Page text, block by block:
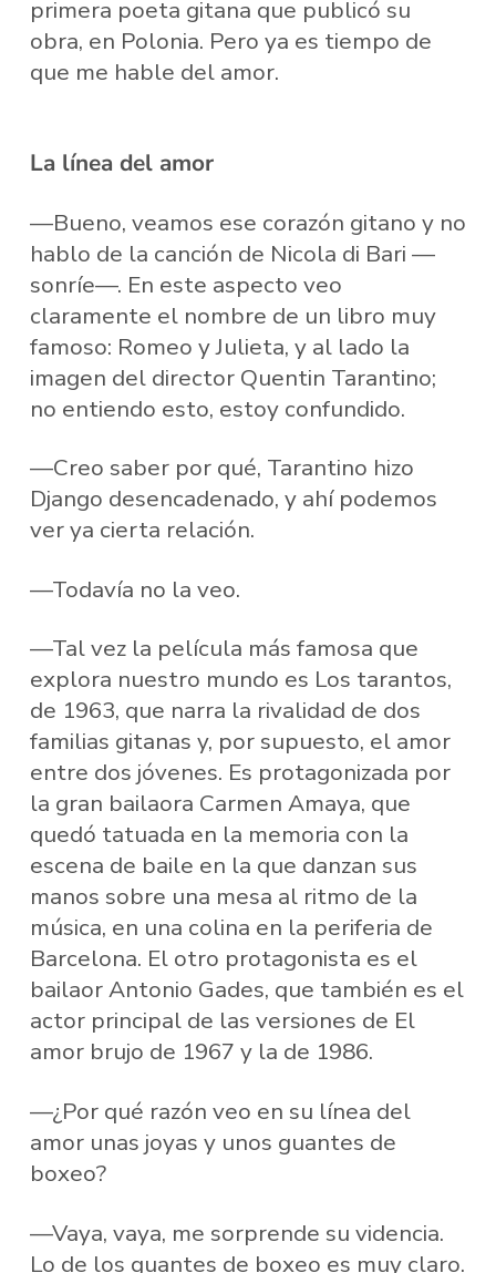
primera poeta gitana que publicó su
obra, en Polonia. Pero ya es tiempo de
que me hable del amor.
La línea del amor
—Bueno, veamos ese corazón gitano y no
hablo de la canción de Nicola di Bari —
sonríe—. En este aspecto veo
claramente el nombre de un libro muy
famoso: Romeo y Julieta, y al lado la
imagen del director Quentin Tarantino;
no entiendo esto, estoy confundido.
—Creo saber por qué, Tarantino hizo
Django desencadenado, y ahí podemos
ver ya cierta relación.
—Todavía no la veo.
—Tal vez la película más famosa que
explora nuestro mundo es Los tarantos,
de 1963, que narra la rivalidad de dos
familias gitanas y, por supuesto, el amor
entre dos jóvenes. Es protagonizada por
la gran bailaora Carmen Amaya, que
quedó tatuada en la memoria con la
escena de baile en la que danzan sus
manos sobre una mesa al ritmo de la
música, en una colina en la periferia de
Barcelona. El otro protagonista es el
bailaor Antonio Gades, que también es el
actor principal de las versiones de El
amor brujo de 1967 y la de 1986.
—¿Por qué razón veo en su línea del
amor unas joyas y unos guantes de
boxeo?
—Vaya, vaya, me sorprende su videncia.
Lo de los guantes de boxeo es muy claro.